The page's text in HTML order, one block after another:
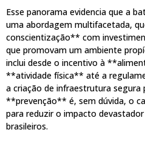
Esse panorama evidencia que a
uma abordagem multifacetada,
conscientização** com
que promovam um ambiente
inclui desde o incentivo à
**atividade física** até a
a criação de infraestrutura segura
**prevenção** é, sem dúvida, o
para reduzir o impacto
brasileiros.